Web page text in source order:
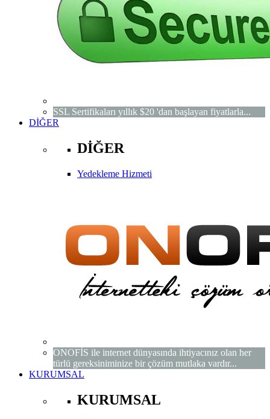
SSL Sertifikaları yıllık $20 'dan başlayan fiyatlarla...
DİĞER
DİĞER
Yedekleme Hizmeti
ONOFİS ile internet dünyasında ihtiyacınız olan her
türlü gereksiniminize bir çözüm mutlaka vardır...
KURUMSAL
KURUMSAL